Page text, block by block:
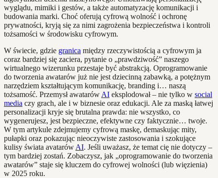
wyglądu, mimiki i gestów, a także automatyzację komunikacji i
budowania marki. Choć oferują cyfrową wolność i ochronę
prywatności, kryją się za nimi zagrożenia bezpieczeństwa i kontroli
tożsamości w środowisku cyfrowym.
W świecie, gdzie granica między rzeczywistością a cyfrowym ja
coraz bardziej się zaciera, pytanie o „prawdziwość” naszego
wirtualnego wizerunku przestaje być abstrakcją. Oprogramowanie
do tworzenia awatarów już nie jest dziecinną zabawką, a potężnym
narzędziem kształtującym komunikację, branding i… naszą
tożsamość. Przemysł awatarów AI eksplodował – nie tylko w social
media czy grach, ale i w biznesie oraz edukacji. Ale za maską łatwej
personalizacji kryje się brutalna prawda: nie wszystko, co
wygenerujesz, jest bezpieczne, efektywne czy faktycznie… twoje.
W tym artykule zdejmujemy cyfrową maskę, demaskując mity,
pułapki oraz pokazując nieoczywiste zastosowania i szokujące
kulisy świata avatarów AI. Jeśli uważasz, że temat cię nie dotyczy –
tym bardziej zostań. Zobaczysz, jak „oprogramowanie do tworzenia
awatarów” staje się kluczem do cyfrowej wolności (lub więzienia)
w 2025 roku.